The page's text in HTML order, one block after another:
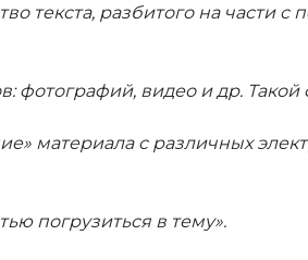
текста, разбитого на части
фотографий, видео и др. Такой
материала с различных
погрузиться в тему».